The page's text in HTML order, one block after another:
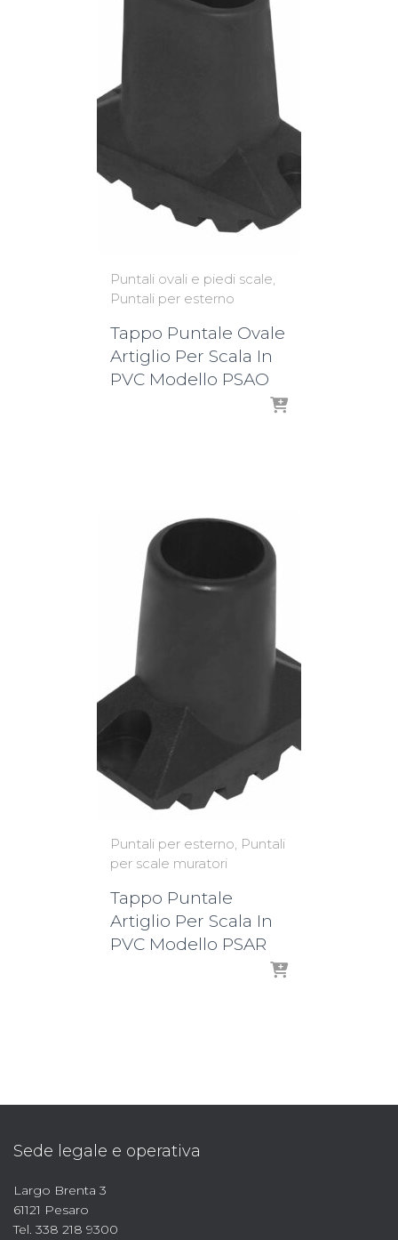
Puntali ovali e piedi scale
Puntali per esterno
Tappo Puntale Ovale
Artiglio Per Scala In
PVC Modello PSAO
Puntali per esterno Puntali
per scale muratori
Tappo Puntale
Artiglio Per Scala In
PVC Modello PSAR
Sede legale e operativa
Largo Brenta 3
61121 Pesaro
Tel. 338 218 9300